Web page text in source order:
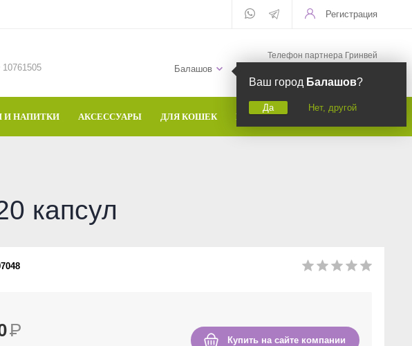
Регистрация
Балашов
Ваш город Балашов?
Да Нет, другой
Телефон партнера Гринвей
И НАПИТКИ АКСЕССУАРЫ ДЛЯ КОШЕК БРЕНДЫ
капсул
Купить на сайте компании
Р